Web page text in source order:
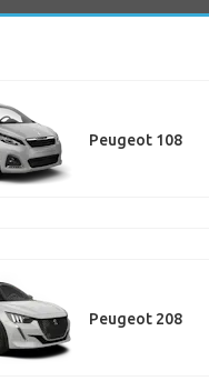
Peugeot 108
Peugeot 208